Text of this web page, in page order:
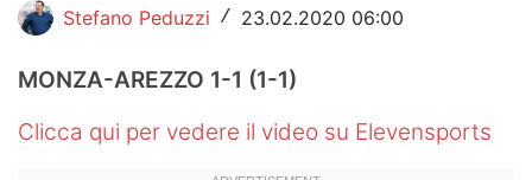
Motori
Volley
Hockey
Stefano Peduzzi / 23.02.2020 06:00
MONZA-AREZZO 1-1 (1-1)
Clicca qui per vedere il video su Elevensports